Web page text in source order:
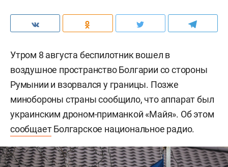
Утром 8 августа беспилотник вошел в
воздушное пространство Болгарии со стороны
Румынии и взорвался у границы. Позже
минобороны страны сообщило, что аппарат был
украинским дроном-приманкой «Майя». Об этом
сообщаетБолгарское национальное радио.